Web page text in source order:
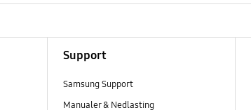
Support
Samsung Support
Manualer & Nedlasting